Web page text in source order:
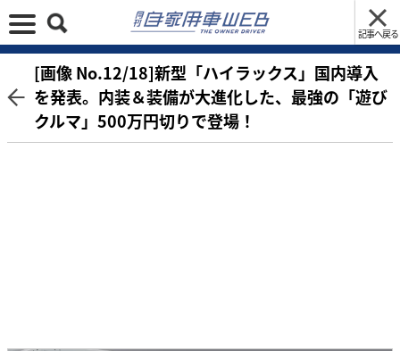
記事へ戻る
[画像 No.12/18]新型「ハイラックス」国内導入
を発表。内装＆装備が大進化した、最強の「遊び
クルマ」500万円切りで登場！